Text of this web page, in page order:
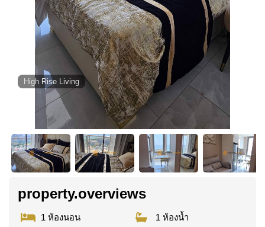
High Rise Living
property.overviews
1 ห้องนอน
1 ห้องน้ำ